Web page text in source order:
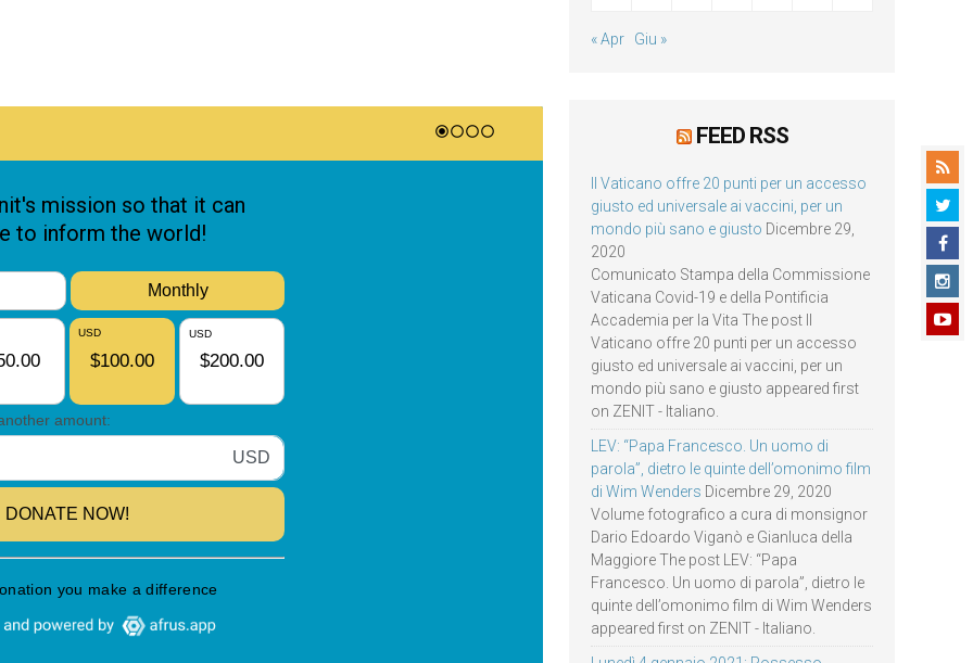
« Apr Giu »
FEED RSS
Il Vaticano offre 20 punti per un accesso
giusto ed universale ai vaccini, per un
mondo più sano e giusto Dicembre 29,
2020
Comunicato Stampa della Commissione
Vaticana Covid-19 e della Pontificia
Accademia per la Vita The post Il
Vaticano offre 20 punti per un accesso
giusto ed universale ai vaccini, per un
mondo più sano e giusto appeared first
on ZENIT - Italiano.
LEV: “Papa Francesco. Un uomo di
parola”, dietro le quinte dell’omonimo film
di Wim Wenders Dicembre 29, 2020
Volume fotografico a cura di monsignor
Dario Edoardo Viganò e Gianluca della
Maggiore The post LEV: “Papa
Francesco. Un uomo di parola”, dietro le
quinte dell’omonimo film di Wim Wenders
appeared first on ZENIT - Italiano.